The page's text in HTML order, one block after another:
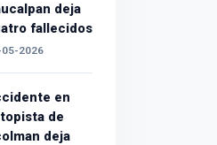
deja
fallecidos
05-2026
en
de
deja